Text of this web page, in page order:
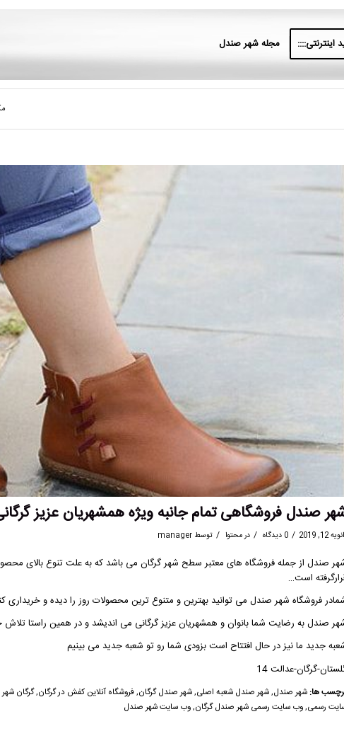
اینترنتی:::: مجله شهر صندل
صندل فروشگاهی تمام جانبه ویژه همشهریان عزیز
12, 2019
/ 0 دیدگاه / درمحتوا / توسط manager
صندل از جمله فروشگاه های معتبر سطح شهر گرگان می باشد که به علت تنوع بالای
است…
فروشگاه شهر صندل می توانید بهترین و متنوع ترین محصولات روز را دیده و خریداری
صندل به رضایت شما بانوان و همشهریان عزیز گرگانی می اندیشد و در همین راستا
جدید ما نیز در حال افتتاح است بزودی شما رو تو شعبه جدید می بینیم
گرگان-عدالت 14
ها: شهر صندل,شهر صندل شعبه اصلی,شهر صندل گرگان,فروشگاه آنلاین کفش در گرگان,گرگان
رسمی,وب سایت رسمی شهر صندل گرگان,وب سایت شهر صندل